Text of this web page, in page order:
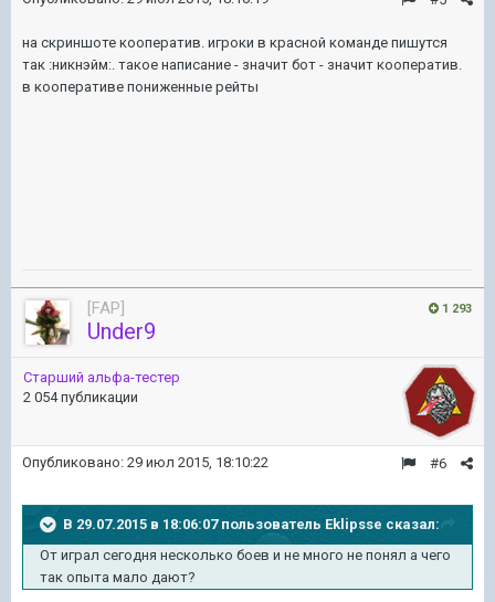
на скриншоте кооператив. игроки в красной команде пишутся
так :никнэйм:. такое написание - значит бот - значит кооператив.
в кооперативе пониженные рейты
1 293
[FAP]
Under9
Старший альфа-тестер
2 054 публикации
#6
Опубликовано: 29 июл 2015, 18:10:22
В 29.07.2015 в 18:06:07 пользователь Eklipsse сказал:
От играл сегодня несколько боев и не много не понял а чего
так опыта мало дают?